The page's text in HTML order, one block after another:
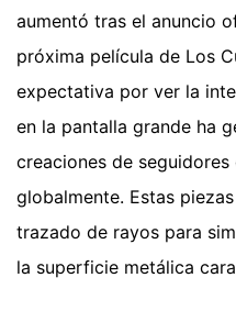
aumentó tras el anuncio
próxima película de Los
expectativa por ver la
en la pantalla grande ha
creaciones de
globalmente. Estas
trazado de rayos para
la superficie metálica